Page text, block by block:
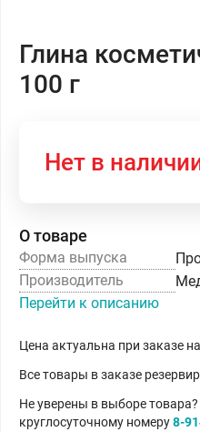
Глина
100 г
Нет в
О товаре
Форма выпуска
Производитель
Перейти к описанию
Цена актуальна при заказе
Все товары в заказе
Не уверены в выборе
круглосуточному номеру8-